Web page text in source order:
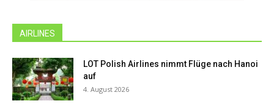
AIRLINES
LOT Polish Airlines nimmt Flüge nach Hanoi
auf
4. August 2026